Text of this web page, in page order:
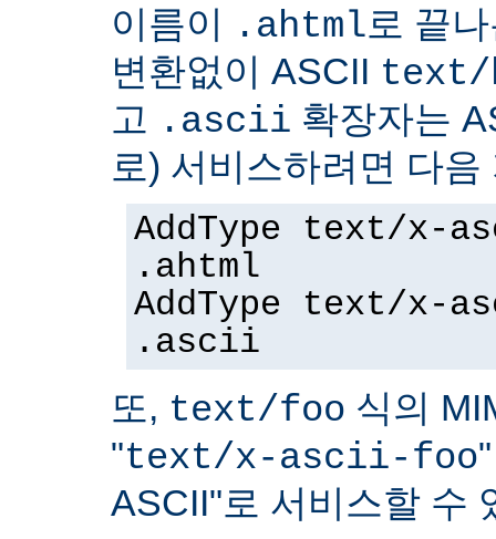
이름이 .ahtml로 끝
변환없이 ASCII text/
고 .ascii 확장자는
로) 서비스하려면 다
AddType text/x-
.ahtml
AddType text/x-
.ascii
또, text/foo 식의
"text/x-ascii-foo
ASCII"로 서비스할 수